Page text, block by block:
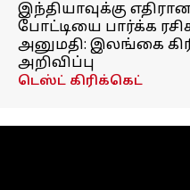
இந்தியாவுக்கு
போட்டியை பார்க்க
அனுமதி: இலங்கை
அறிவிப்பு
டெஸ்ட் கிரிக்கெட்